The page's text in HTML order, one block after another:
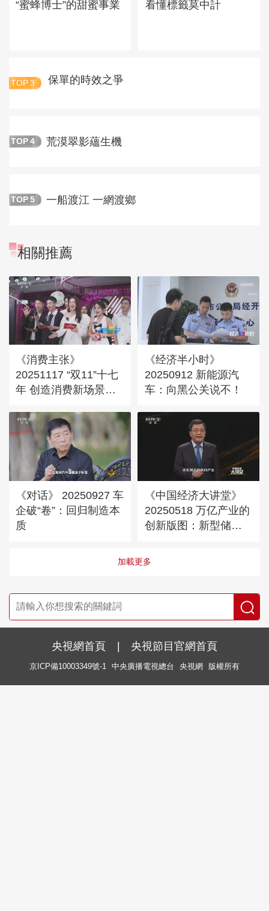
“蜜蜂博士”的甜蜜事業 看懂標籤莫中計
TOP 3 保單的時效之爭
TOP 4 荒漠翠影蘊生機
TOP 5 一船渡江 一網渡鄉
相關推薦
《消费主张》
20251117 “双11”十七
年 创造消费新场景：
《经济半小时》
20250912 新能源汽
车：向黑公关说不！
《对话》 20250927 车
企破“卷”：回归制造本
质
《中国经济大讲堂》
20250518 万亿产业的
创新版图：新型储
加載更多
央視網首頁 | 央視節目官網首頁
京ICP備10003349號-1 中央廣播電視總台 央視網 版權所有